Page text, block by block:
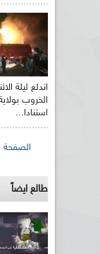
اندلع ليلة
الخروب
استنادا...
الصفحة
طالع ايضاً